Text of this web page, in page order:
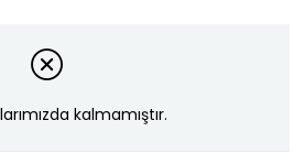
kalmamıştır.